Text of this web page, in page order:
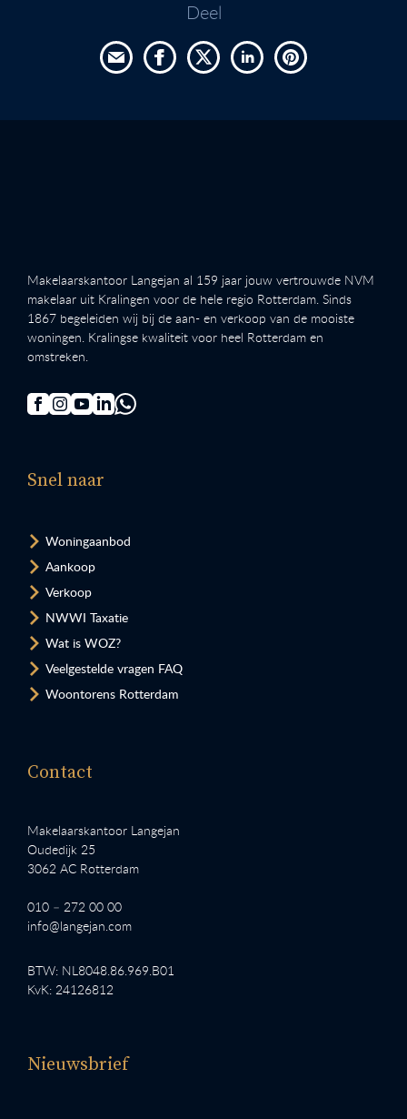
Deel
Makelaarskantoor Langejan al 159 jaar jouw vertrouwde NVM
makelaar uit Kralingen voor de hele regio Rotterdam. Sinds
1867 begeleiden wij bij de aan- en verkoop van de mooiste
woningen. Kralingse kwaliteit voor heel Rotterdam en
omstreken.
Snel naar
Woningaanbod
Aankoop
Verkoop
NWWI Taxatie
Wat is WOZ?
Veelgestelde vragen FAQ
Woontorens Rotterdam
Contact
Makelaarskantoor Langejan
Oudedijk 25
3062 AC Rotterdam
010 – 272 00 00
info@langejan.com
BTW: NL8048.86.969.B01
KvK: 24126812
Nieuwsbrief